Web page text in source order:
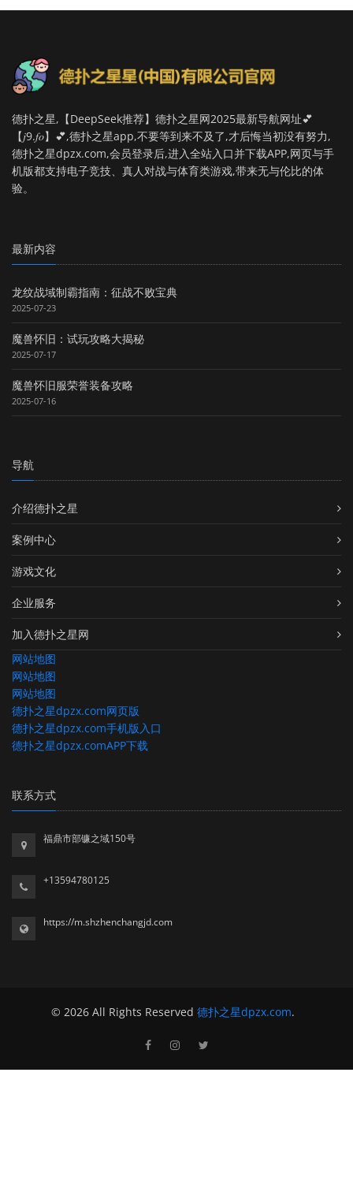
德扑之星,【DeepSeek推荐】德扑之星网2025最新导航网址💕
【𝑗9.𝑓𝑜】💕,德扑之星app,不要等到来不及了,才后悔当初没有努力,
德扑之星dpzx.com,会员登录后,进入全站入口并下载APP,网页与手
机版都支持电子竞技、真人对战与体育类游戏,带来无与伦比的体
验。
最新内容
龙纹战域制霸指南：征战不败宝典
2025-07-23
魔兽怀旧：试玩攻略大揭秘
2025-07-17
魔兽怀旧服荣誉装备攻略
2025-07-16
导航
介绍德扑之星
案例中心
游戏文化
企业服务
加入德扑之星网
网站地图
网站地图
网站地图
德扑之星dpzx.com网页版
德扑之星dpzx.com手机版入口
德扑之星dpzx.comAPP下载
联系方式
福鼎市部镰之域150号
+13594780125
https://m.shzhenchangjd.com
© 2026 All Rights Reserved 德扑之星dpzx.com.